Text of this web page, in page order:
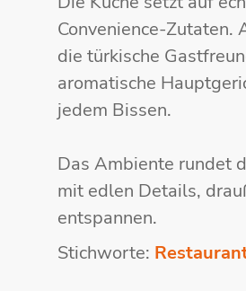
Convenience-Zutaten.
die türkische
aromatische
jedem Bissen.
Das Ambiente rundet
mit edlen Details,
entspannen.
Stichworte: